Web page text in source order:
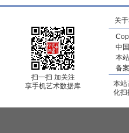
扫一扫 加关注
享手机艺术数据库
关
中
本
备
本站
化扫